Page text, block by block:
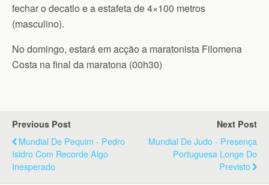
fechar o decatlo e a estafeta de 4×100 metros
(masculino).
No domingo, estará em acção a maratonista Filomena
Costa na final da maratona (00h30)
Previous Post
Mundial De Pequim - Pedro
Isidro Com Recorde Algo
Inesperado
Next Post
Mundial De Judo - Presença
Portuguesa Longe Do
Previsto